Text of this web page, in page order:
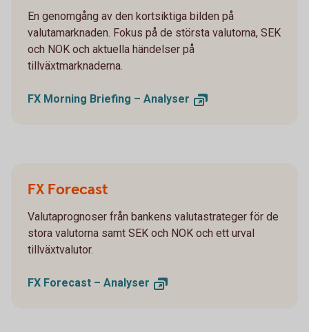
En genomgång av den kortsiktiga bilden på
valutamarknaden. Fokus på de största valutorna, SEK
och NOK och aktuella händelser på
tillväxtmarknaderna.
FX Morning Briefing – Analyser
FX Forecast
Valutaprognoser från bankens valutastrateger för de
stora valutorna samt SEK och NOK och ett urval
tillväxtvalutor.
FX Forecast – Analyser